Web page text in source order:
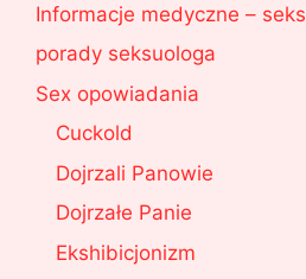
Informacje medyczne – seks
porady seksuologa
Sex opowiadania
Cuckold
Dojrzali Panowie
Dojrzałe Panie
Ekshibicjonizm